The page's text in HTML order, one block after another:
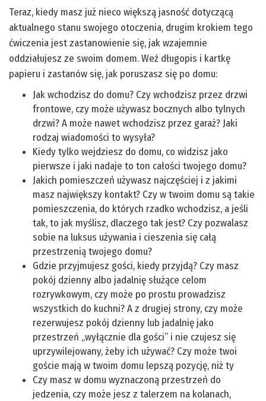
Teraz, kiedy masz już nieco większą jasność dotyczącą
aktualnego stanu swojego otoczenia, drugim krokiem tego
ćwiczenia jest zastanowienie się, jak wzajemnie
oddziałujesz ze swoim domem. Weź długopis i kartkę
papieru i zastanów się, jak poruszasz się po domu:
Jak wchodzisz do domu? Czy wchodzisz przez drzwi
frontowe, czy może używasz bocznych albo tylnych
drzwi? A może nawet wchodzisz przez garaż? Jaki
rodzaj wiadomości to wysyła?
Kiedy tylko wejdziesz do domu, co widzisz jako
pierwsze i jaki nadaje to ton całości twojego domu?
Jakich pomieszczeń używasz najczęściej i z jakimi
masz największy kontakt? Czy w twoim domu są takie
pomieszczenia, do których rzadko wchodzisz, a jeśli
tak, to jak myślisz, dlaczego tak jest? Czy pozwalasz
sobie na luksus używania i cieszenia się całą
przestrzenią twojego domu?
Gdzie przyjmujesz gości, kiedy przyjdą? Czy masz
pokój dzienny albo jadalnię służące celom
rozrywkowym, czy może po prostu prowadzisz
wszystkich do kuchni? A z drugiej strony, czy może
rezerwujesz pokój dzienny lub jadalnię jako
przestrzeń „wyłącznie dla gości” i nie czujesz się
uprzywilejowany, żeby ich używać? Czy może twoi
goście mają w twoim domu lepszą pozycję, niż ty
Czy masz w domu wyznaczoną przestrzeń do
jedzenia, czy może jesz z talerzem na kolanach,